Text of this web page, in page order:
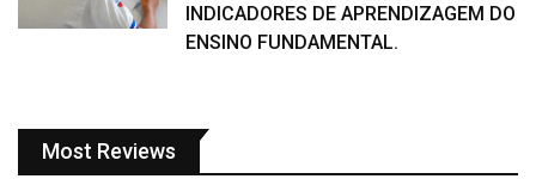
INDICADORES DE APRENDIZAGEM DO
ENSINO FUNDAMENTAL.
Most Reviews